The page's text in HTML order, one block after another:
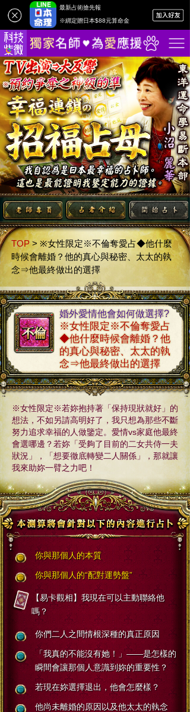
最新占術搶先報
※綁定贈日本$88元算命金
TOP>※女性限定※不倫奪愛占◆他什麼
時候會離婚？他的真心與秘密、太太的執
念⇒他最終做出的選擇
婚外愛情他會如何做選擇?
※女性限定※不倫奪愛占
◆他什麼時候會離婚？他
的真心與秘密、太太的執
念⇒他最終做出的選擇
※女性限定※若妳抱持著「保持現狀就好」的
想法，不如另請高明好了，我只想為那些不斷
努力追求幸福的人做鑒定。愛情vs家庭他最終
會選哪邊？若妳「受夠了目前的二女共侍一夫
狀況」，「想要徹底轉變二人關係」，那就讓
我來助妳一臂之力吧！
你與那個人的本質
你與那個人的“配對運勢盤”
【易卡觀相】我現在可以主動聯絡他
嗎？
你們二人之間情根深種的真正原因
「我真的不能沒有她！」――是怎樣的
瞬間會讓那個人意識到妳的重要性？
若現在妳選擇退出，他會怎麼樣？
他尚未離婚的原因以及他太太的執念